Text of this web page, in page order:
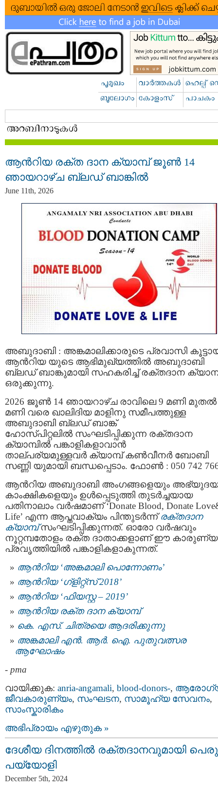
ആൻറിയ രക്ത ദാന ക്യാമ്പ് ജൂൺ 14
ഞായറാഴ്ച ബ്ലഡ് ബാങ്കിൽ
June 11th, 2026
അബുദാബി : അങ്കമാലിക്കാരുടെ പ്രവാസി
ആൻറിയ യുടെ ആഭിമുഖ്യത്തിൽ അബുദാബി
ബ്ലഡ് ബാങ്കുമായി സഹകരിച്ച് രക്തദാന
ഒരുക്കുന്നു.
2026 ജൂൺ 14 ഞായറാഴ്ച രാവിലെ 9 മണി മുതൽ
മണി വരെ ഖാലിദിയ മാളിനു സമീപത്തുള്ള
അബുദാബി ബ്ലഡ് ബാങ്ക്
ഹോസ്പിറ്റലിൽ സംഘടിപ്പിക്കുന്ന രക്തദാന
ക്യാമ്പിൽ പങ്കാളികളാവാൻ
താല്പര്യമുള്ളവർ ക്യാമ്പ് കൺവീനർ ബോബി
സണ്ണി യുമായി ബന്ധപ്പെടാം. ഫോൺ : 050 742
ആൻറിയ അബുദാബി അംഗങ്ങളെയും അഭ്യുദയ
കാംക്ഷികളെയും ഉൾപ്പെടുത്തി തുടർച്ചയായ
പതിനാലാം വർഷമാണ് ‘Donate Blood, Donate
Life’ എന്ന ആപ്തവാക്യം പിന്തുടർന്ന്രക്തദാന
ക്യാമ്പ് സംഘടിപ്പിക്കുന്നത്. ഓരോ വർഷവും
നൂറ്റമ്പതോളം രക്ത ദാതാക്കളാണ് ഈ കാരുണ്യ
പ്രവൃത്തിയിൽ പങ്കാളികളാകുന്നത്.
ആൻറിയ ‘അങ്കമാലി പൊന്നോണം’
ആൻറിയ ‘ഗ്‌ളിറ്റ്‌സ് 2018’
ആൻറിയ ‘ഫിയസ്റ്റ – 2019’
ആന്‍റിയ രക്ത ദാന ക്യാമ്പ്
കെ. എസ്. ചിത്രയെ ആദരിക്കുന്നു
അങ്കമാലി എൻ. ആർ. ഐ. പുതുവത്സര
ആഘോഷം
- pma
വായിക്കുക: anria-angamali, blood-donors-,
ജീവകാരുണ്യം, സംഘടന, സാമൂഹ്യ സേവനം,
സാംസ്കാരികം
അഭിപ്രായം എഴുതുക »
ദേശീയ ദിനത്തിൽ രക്തദാനവുമായി
പയ്യോളി
December 5th, 2024